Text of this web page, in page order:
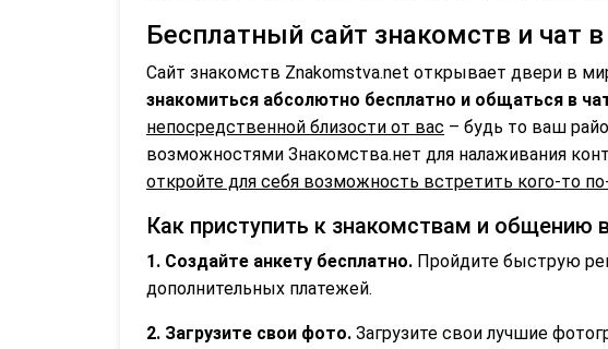
Бесплатный сайт знакомств и чат
Сайт знакомств Znakomstva.net открывает двери в
знакомиться абсолютно бесплатно и общаться в
непосредственной близости от вас – будь то ваш
возможностями Знакомства.нет для налаживания
откройте для себя возможность встретить кого-то
Как приступить к знакомствам и общению
1. Создайте анкету бесплатно. Пройдите быструю
дополнительных платежей.
2. Загрузите свои фото. Загрузите свои лучшие